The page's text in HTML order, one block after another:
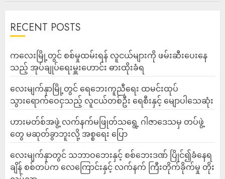
RECENT POSTS
ကလေးမြို့တွင် စစ်မှုထမ်းရန် လူငယ်များကို ဖမ်းဆီးပေးနေ
သည့် အုပ်ချုပ်ရေးမှူးဟောင်း ဓားထိုးခံရ
လေးမျက်နှာမြို့တွင် ရေဘေးကူညီရေး ထမင်းထုပ်
သွားရောက်ဝေငှသည့် လူငယ်တစ်ဦး ရေစီးနှင့် မျောပါသေဆုံး
ဟားမတ်စ်အဖွဲ့ လက်နက်မဖြုတ်သရွေ့ ဂါဇာဒေသမှ တပ်ဖွဲ့
တွေ မဆုတ်ခွာဘူးလို့ အစ္စရေး ပြော
‎လေးမျက်နှာတွင် သဘာဝဘေးနှင့် စစ်ဘေးဒဏ် ပြိုင်၍ခံနေရ
ချိန် စစ်တပ်က လေကြောင်းနှင့် လက်နက် ကြီးတိုက်ခိုက်မှု တိုး